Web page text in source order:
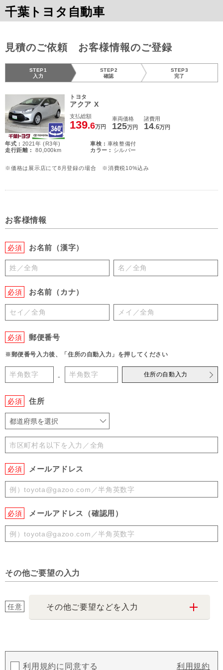
千葉トヨタ自動車
見積のご依頼 お客様情報のご登録
STEP1
入力
STEP2
確認
STEP3
完了
トヨタ
アクア X
支払総額
139.6万円
車両価格
125万円
諸費用
14.6万円
年式 : 2021年 (R3年) 車検 : 車検整備付
走行距離 :
80,000km カラー : シルバー
※価格は展示店にて8月登録の場合 ※消費税10%込み
お客様情報
必須 お名前（漢字）
必須 お名前（カナ）
必須 郵便番号
※郵便番号入力後、「住所の自動入力」を押してください
- 住所の自動入力
必須 住所
都道府県を選択
必須 メールアドレス
必須 メールアドレス（確認用）
その他ご要望の入力
任意 その他ご要望などを入力
利用規約に同意する 利用規約